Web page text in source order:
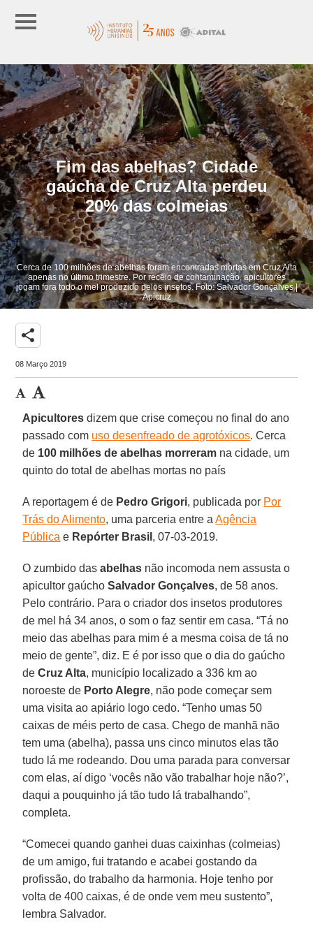
Fim das abelhas? Cidade
gaúcha de Cruz Alta perdeu
20% das colmeias
Cerca de 100 milhões de abelhas foram encontradas mortas em Cruz Alta
apenas no último trimestre. Por receio de contaminação, apicultores
jogam fora todo o mel produzido pelos insetos. Foto: Salvador Gonçalves |
Apicruz
share
08 Março 2019
Apicultores dizem que crise começou no final do ano
passado com uso desenfreado de agrotóxicos. Cerca
de 100 milhões de abelhas morreram na cidade, um
quinto do total de abelhas mortas no país
A reportagem é de Pedro Grigori, publicada por Por
Trás do Alimento, uma parceria entre aAgência
Pública e Repórter Brasil , 07-03-2019.
O zumbido dasabelhas não incomoda nem assusta o
apicultor gaúchoSalvador Gonçalves, de 58 anos.
Pelo contrário. Para o criador dos insetos produtores
de mel há 34 anos, o som o faz sentir em casa. “Tá no
meio das abelhas para mim é a mesma coisa de tá no
meio de gente”, diz. E é por isso que o dia do gaúcho
deCruz Alta, município localizado a 336 km ao
noroeste de Porto Alegre, não pode começar sem
uma visita ao apiário logo cedo. “Tenho umas 50
caixas de méis perto de casa. Chego de manhã não
tem uma (abelha), passa uns cinco minutos elas tão
tudo lá me rodeando. Dou uma parada para conversar
com elas, aí digo ‘vocês não vão trabalhar hoje não?’,
daqui a pouquinho já tão tudo lá trabalhando”,
completa.
“Comecei quando ganhei duas caixinhas (colmeias)
de um amigo, fui tratando e acabei gostando da
profissão, do trabalho da harmonia. Hoje tenho por
volta de 400 caixas, é de onde vem meu sustento”,
lembra Salvador.